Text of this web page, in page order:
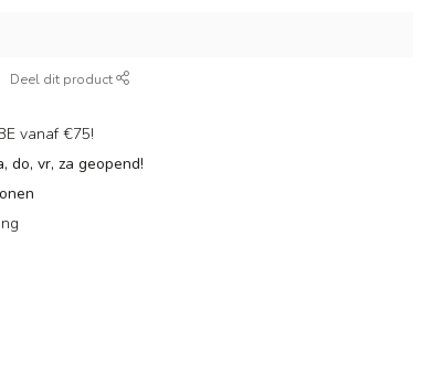
Deel dit product
vanaf €75!
do, vr, za geopend!